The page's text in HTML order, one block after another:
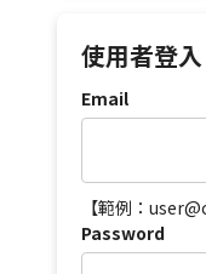
使用者登入
Email
【範例：
Password